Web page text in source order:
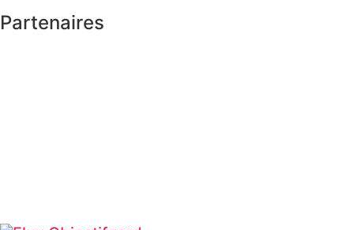
Partenaires